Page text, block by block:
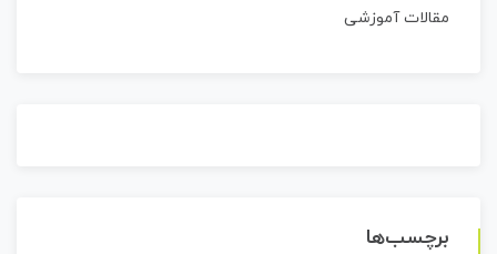
مقالات آموزشی
برچسب‌ها